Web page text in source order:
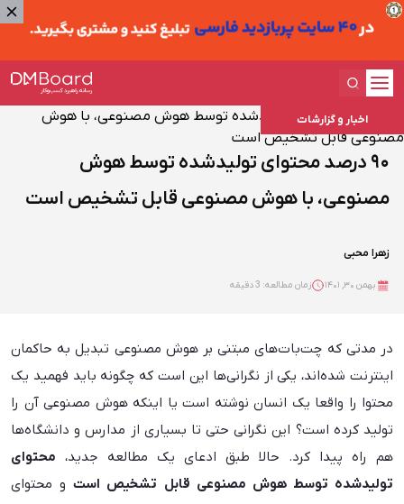
اخبار و گزارشات
۹۰ درصد محتوای تولیدشده توسط هوش
مصنوعی، با هوش مصنوعی قابل تشخیص است
زهرا محبی
بهمن ۳۰, ۱۴۰۱ زمان مطالعه: 3 دقیقه
در مدتی که چت‌بات‌های مبتنی بر هوش مصنوعی تبدیل به حاکمان
اینترنت شده‌اند، یکی از نگرانی‌ها این است که چگونه باید فهمید یک
محتوا را واقعا یک انسان نوشته است یا اینکه هوش مصنوعی آن را
تولید کرده است؟ این نگرانی حتی تا بسیاری از مدارس و دانشگاه‌ها
هم راه پیدا کرد. حالا طبق ادعای یک مطالعه جدید، محتوای
تولیدشده توسط هوش مصنوعی قابل تشخیص استو محتوای